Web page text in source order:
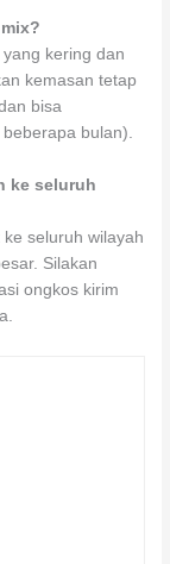
kering dan
kemasan tetap
bisa
bulan).
ke seluruh
seluruh wilayah
Silakan
ongkos kirim